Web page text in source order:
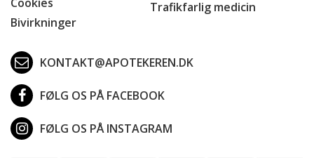
Bivirkninger
Trafikfarlig medicin
KONTAKT@APOTEKEREN.DK
FØLG OS PÅ FACEBOOK
FØLG OS PÅ INSTAGRAM